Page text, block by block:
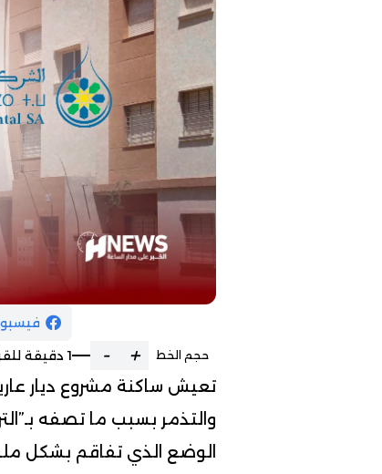
حجم الخط +
- 1 دقيقة للقراءة
تعيش ساكنة مشروع ديار
والتذمر بسبب ما تصفه
الوضع الذي تفاقم بشكل